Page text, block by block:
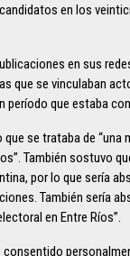
en los
en sus
que se vinculaban
período que estaba
se trataba de “una
También sostuvo
por lo que sería
También sería
en Entre Ríos”.